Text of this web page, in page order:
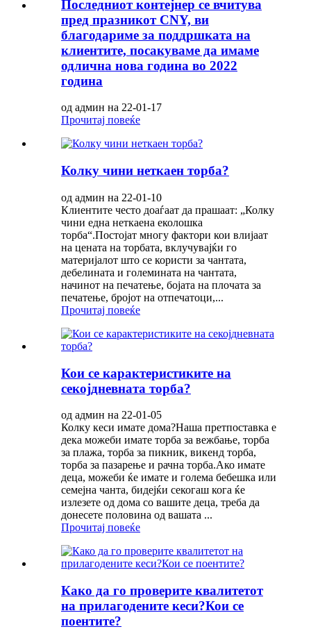
Последниот контејнер се вчитува
пред празникот CNY, ви
благодариме за поддршката на
клиентите, посакуваме да имаме
одлична нова година во 2022
година
од админ на 22-01-17
Прочитај повеќе
Колку чини неткаен торба?
од админ на 22-01-10
Клиентите често доаѓаат да прашаат: „Колку
чини една неткаена еколошка
торба“.Постојат многу фактори кои влијаат
на цената на торбата, вклучувајќи го
материјалот што се користи за чантата,
дебелината и големината на чантата,
начинот на печатење, бојата на плочата за
печатење, бројот на отпечатоци,...
Прочитај повеќе
Кои се карактеристиките на
секојдневната торба?
од админ на 22-01-05
Колку кеси имате дома?Наша претпоставка е
дека можеби имате торба за вежбање, торба
за плажа, торба за пикник, викенд торба,
торба за пазарење и рачна торба.Ако имате
деца, можеби ќе имате и голема бебешка или
семејна чанта, бидејќи секогаш кога ќе
излезете од дома со вашите деца, треба да
донесете половина од вашата ...
Прочитај повеќе
Како да го проверите квалитетот
на прилагодените кеси?Кои се
поентите?